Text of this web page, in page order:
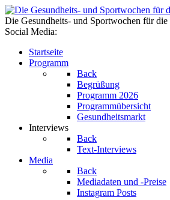
Die Gesundheits- und Sportwochen für
Social Media:
Startseite
Programm
Back
Begrüßung
Programm 2026
Programmübersicht
Gesundheitsmarkt
Interviews
Back
Text-Interviews
Media
Back
Mediadaten und -Preise
Instagram Posts